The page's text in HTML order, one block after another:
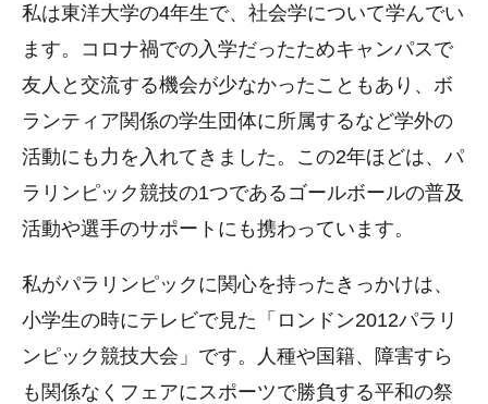
私は東洋大学の4年生で、社会学について学んでい
ます。コロナ禍での入学だったためキャンパスで
友人と交流する機会が少なかったこともあり、ボ
ランティア関係の学生団体に所属するなど学外の
活動にも力を入れてきました。この2年ほどは、パ
ラリンピック競技の1つであるゴールボールの普及
活動や選手のサポートにも携わっています。
私がパラリンピックに関心を持ったきっかけは、
小学生の時にテレビで見た「ロンドン2012パラリ
ンピック競技大会」です。人種や国籍、障害すら
も関係なくフェアにスポーツで勝負する平和の祭